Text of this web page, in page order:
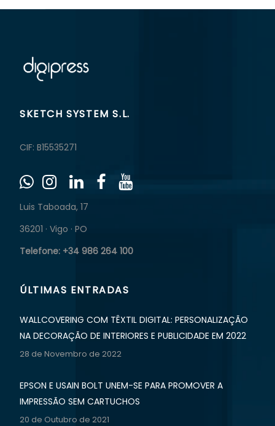
SKETCH SYSTEM S.L.
CIF: B15535271
Luis Taboada, 17
36201 · Vigo · PO
Telefone: +34 986 264 100
ÚLTIMAS ENTRADAS
WALLCOVERING COM TÊXTIL DIGITAL: PERSONALIZAÇÃO
NA DECORAÇÃO DE INTERIORES E PUBLICIDADE EM 2022
28 de Novembro de 2022
EPSON E USAIN BOLT UNEM-SE PARA PROMOVER A
IMPRESSÃO SEM CARTUCHOS
20 de Outubro de 2021